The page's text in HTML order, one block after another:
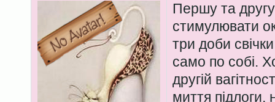
Першу та
стимулювати
три доби
само по собі.
другій
миття підлоги,